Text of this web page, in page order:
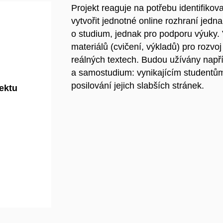
Projekt reaguje na potřebu
vytvořit jednotné online rozhraní
o studium, jednak pro podporu
materiálů (cvičení, výkladů) pro
reálných textech. Budou užívány
a samostudium: vynikajícím
posilování jejich slabších stránek.